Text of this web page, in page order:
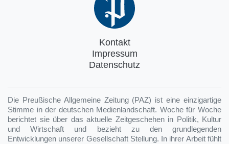
Kontakt
Impressum
Datenschutz
Die Preußische Allgemeine Zeitung (PAZ) ist eine einzigartige
Stimme in der deutschen Medienlandschaft. Woche für Woche
berichtet sie über das aktuelle Zeitgeschehen in Politik, Kultur
und Wirtschaft und bezieht zu den grundlegenden
Entwicklungen unserer Gesellschaft Stellung. In ihrer Arbeit fühlt